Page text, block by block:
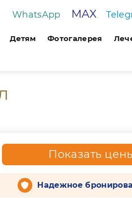
WhatsApp MAX
Детям Фотогалерея
Показать
Надежное